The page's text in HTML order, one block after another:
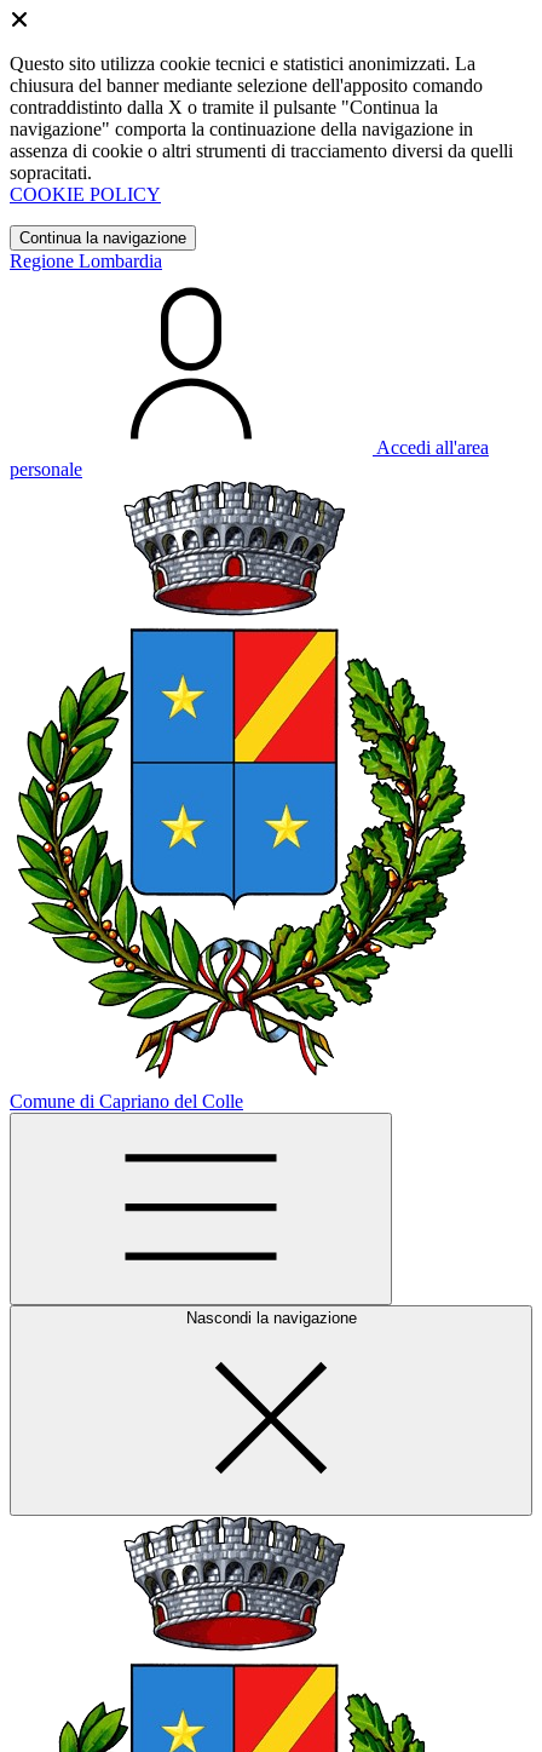
Questo sito utilizza cookie tecnici e statistici anonimizzati. La
chiusura del banner mediante selezione dell'apposito comando
contraddistinto dalla X o tramite il pulsante "Continua la
navigazione" comporta la continuazione della navigazione in
assenza di cookie o altri strumenti di tracciamento diversi da quelli
sopracitati.
COOKIE POLICY
Continua la navigazione
Regione Lombardia
Accedi all'area
personale
Comune di Capriano del Colle
Nascondi la navigazione